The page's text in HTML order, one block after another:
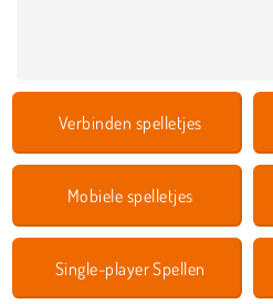
Verbinden spelletjes
Mobiele spelletjes
Single-player Spellen